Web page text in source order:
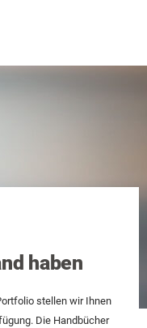
haben
stellen wir Ihnen
Die Handbücher